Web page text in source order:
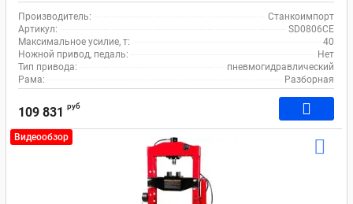
Производитель:
Станкоимпорт
Артикул:
SD0806CE
Максимальное усилие, т:
40
Ножной привод, педаль:
Нет
Тип привода:
пневмогидравлический
Рама:
Разборная
109 831 руб
Видеообзор